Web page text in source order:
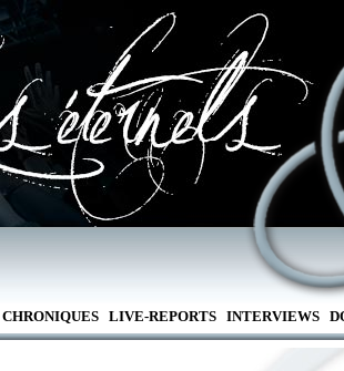
CHRONIQUES LIVE-REPORTS INTERVIEWS